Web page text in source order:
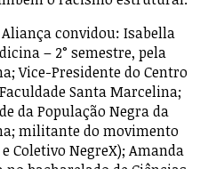
convidou: Isabella
– 2° semestre, pela
Vice-Presidente do Centro
Santa Marcelina;
da População Negra da
militante do movimento
Coletivo NegreX); Amanda